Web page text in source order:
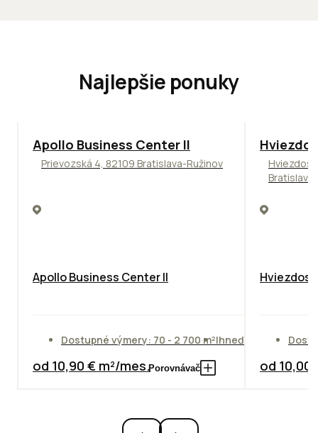
Najlepšie ponuky
TOP NOVINKA ODPORÚČAME
Apollo Business Center II
Prievozská 4, 82109 Bratislava-Ružinov
Apollo Business Center II
Dostupné výmery: 70 - 2 700 m²Ihneď
od 10,90 € m²/mes.Porovnávač od 10,00